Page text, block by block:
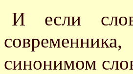
И если
синонимом